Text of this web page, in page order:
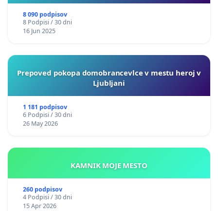
8 090 podpisov
8 Podpisi / 30 dni
16 Jun 2025
Prepoved pokopa domobrancevlce v mestu heroj v
Ljubljani
1 181 podpisov
6 Podpisi / 30 dni
26 May 2026
KAMNIK MOJE MESTO
260 podpisov
4 Podpisi / 30 dni
15 Apr 2026